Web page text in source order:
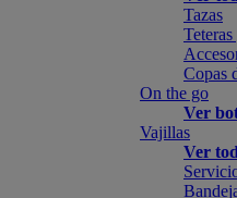
Tazas
Copas
On the go
Ver
Vajillas
Ver